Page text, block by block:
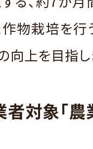
物栽培を行
上を目指し
対象「